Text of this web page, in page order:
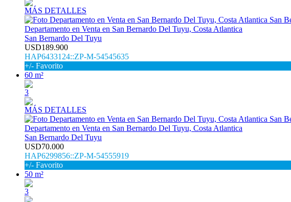
MÁS DETALLES
Departamento en Venta en San Bernardo Del Tuyu, Costa Atlantica
San Bernardo Del Tuyu
USD189.900
HAP6433124::ZP-M-54545635
+/- Favorito
60 m²
3
MÁS DETALLES
Departamento en Venta en San Bernardo Del Tuyu, Costa Atlantica
San Bernardo Del Tuyu
USD70.000
HAP6299856::ZP-M-54555919
+/- Favorito
50 m²
3